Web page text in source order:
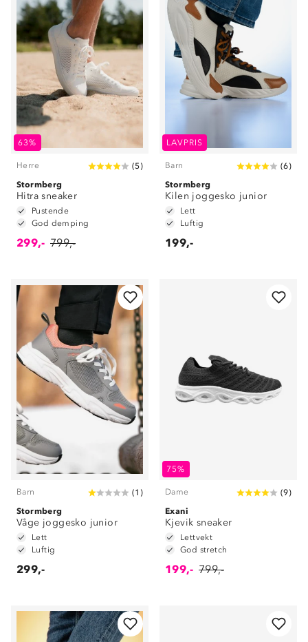
63%
Herre (5)
Stormberg
Hitra sneaker
Pustende
God demping
299,- 799,-
LAVPRIS
Barn (6)
Stormberg
Kilen joggesko junior
Lett
Luftig
199,-
Barn (1 )
Stormberg
Våge joggesko junior
Lett
Luftig
299,-
75%
Dame (9)
Exani
Kjevik sneaker
Lettvekt
God stretch
199,- 799,-